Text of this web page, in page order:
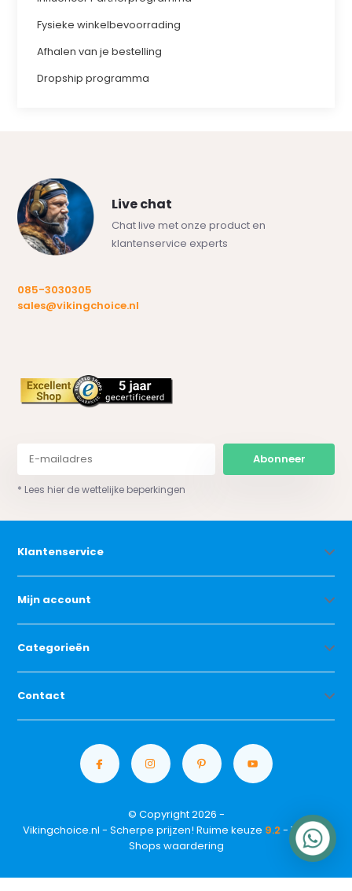
Fysieke winkelbevoorrading
Afhalen van je bestelling
Dropship programma
Live chat
Chat live met onze product en
klantenservice experts
085-3030305
sales@vikingchoice.nl
Abonneer
* Lees hier de wettelijke beperkingen
Klantenservice
Mijn account
Categorieën
Contact
© Copyright 2026 -
Vikingchoice.nl - Scherpe prijzen! Ruime keuze 9.2 - Trusted
Shops waardering